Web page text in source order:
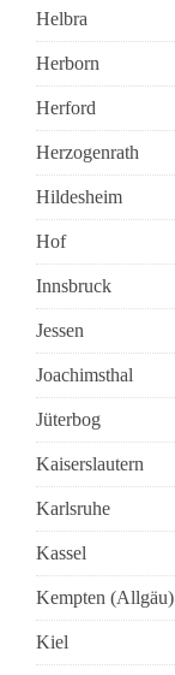
Helbra
Herborn
Herford
Herzogenrath
Hildesheim
Hof
Innsbruck
Jessen
Joachimsthal
Jüterbog
Kaiserslautern
Karlsruhe
Kassel
Kempten (Allgäu)
Kiel